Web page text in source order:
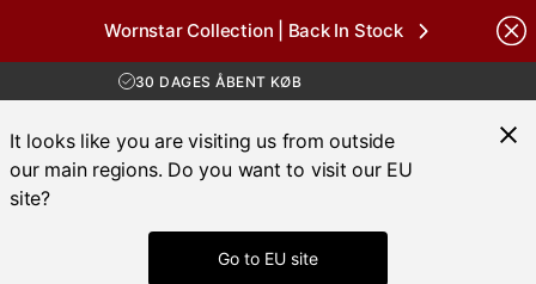
Wornstar Collection | Back In Stock
30 DAGES ÅBENT KØB
HURTIG LEVERING 3 – 5 DAGE
GRATIS FRAGT VED KØB OVER 700 KR
It looks like you are visiting us from outside
our main regions. Do you want to visit our EU
site?
Go to EU site